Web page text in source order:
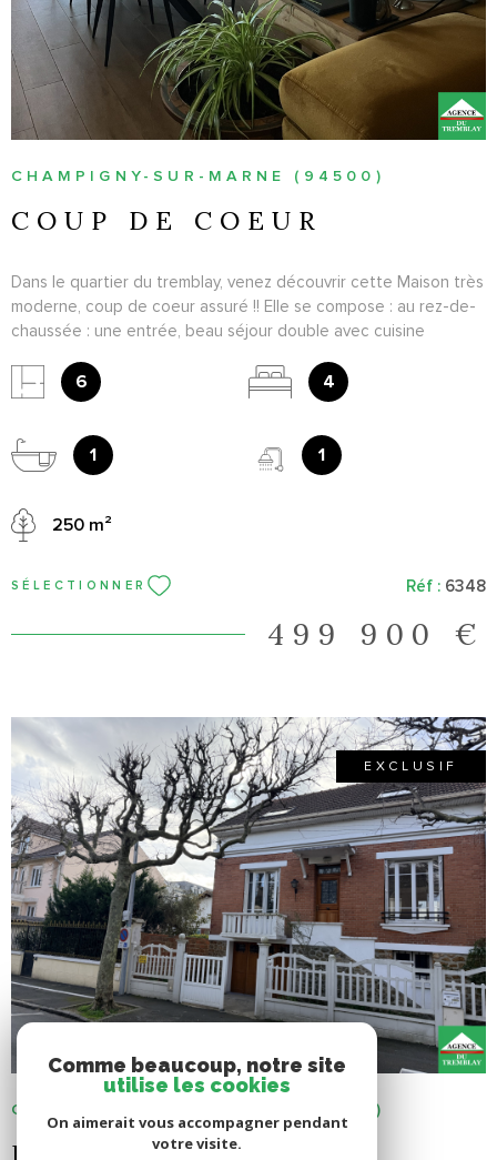
CHAMPIGNY-SUR-MARNE (94500)
COUP DE COEUR
Dans le quartier du tremblay, venez découvrir cette Maison très
moderne, coup de coeur assuré !! Elle se compose : au rez-de-
chaussée : une entrée, beau séjour double avec cuisine
sous sol : Une chambre, salle d'eau, et buanderie. Garage, et
salon d'été. A voir au plus vite !
6 4
1 1
250 m²
SÉLECTIONNER Réf : 6348
499 900 €
CHAMPIGNY-SUR-MARNE (94500)
EXCLUSIF
VOIR LE BIEN
Comme beaucoup, notre site
utilise les cookies
On aimerait vous accompagner pendant
votre visite.